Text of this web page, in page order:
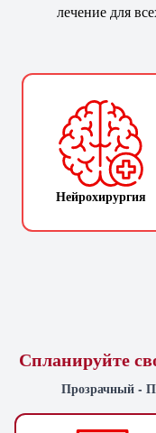
лечение для
Нейрохирургия
Спланируйте
Прозрачный -